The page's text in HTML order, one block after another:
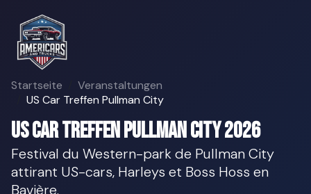
Startseite
Veranstaltungen
US Car Treffen Pullman City
US Car Treffen Pullman City 2026
Festival du Western-park de Pullman City
attirant US-cars, Harleys et Boss Hoss en
Bavière.